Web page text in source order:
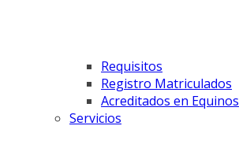
Requisitos
Registro Matriculados
Acreditados en Equinos
Servicios